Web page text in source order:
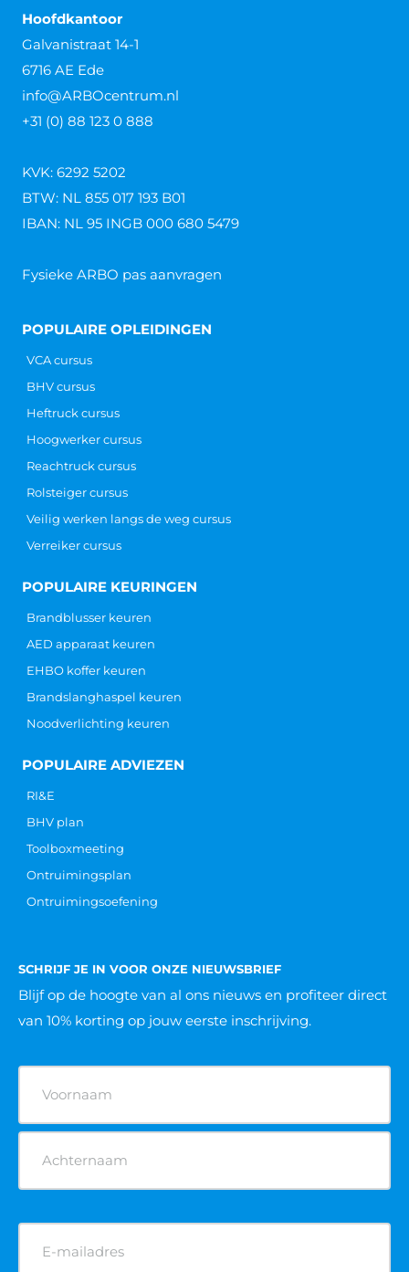
Hoofdkantoor
Galvanistraat 14-1
6716 AE Ede
info@ARBOcentrum.nl
+31 (0) 88 123 0 888
KVK: 6292 5202
BTW: NL 855 017 193 B01
IBAN: NL 95 INGB 000 680 5479
Fysieke ARBO pas aanvragen
POPULAIRE OPLEIDINGEN
VCA cursus
BHV cursus
Heftruck cursus
Hoogwerker cursus
Reachtruck cursus
Rolsteiger cursus
Veilig werken langs de weg cursus
Verreiker cursus
POPULAIRE KEURINGEN
Brandblusser keuren
AED apparaat keuren
EHBO koffer keuren
Brandslanghaspel keuren
Noodverlichting keuren
POPULAIRE ADVIEZEN
RI&E
BHV plan
Toolboxmeeting
Ontruimingsplan
Ontruimingsoefening
SCHRIJF JE IN VOOR ONZE NIEUWSBRIEF
Blijf op de hoogte van al ons nieuws en profiteer direct
van 10% korting op jouw eerste inschrijving.
(Vereist)
E-
(Vereist)